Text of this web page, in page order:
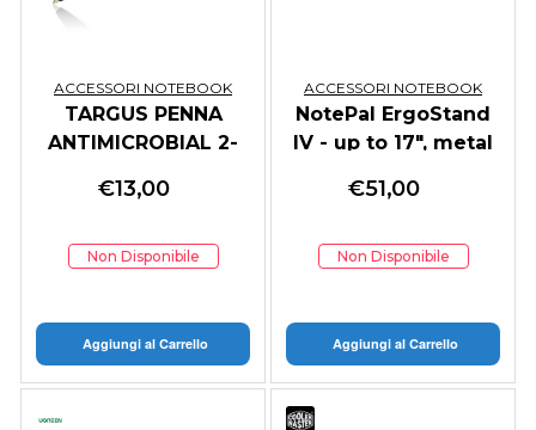
ACCESSORI NOTEBOOK
TARGUS PENNA
ANTIMICROBIAL 2-
€13,00
Non Disponibile
Aggiungi al Carrello
ACCESSORI NOTEBOOK
NotePal ErgoStand
IV - up to 17", metal
blue LED strip,
1xMicroUSB,
€51,00
Non Disponibile
Aggiungi al Carrello